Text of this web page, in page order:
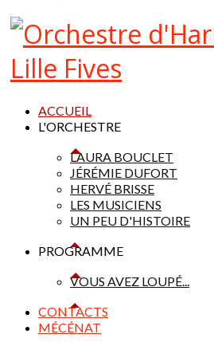
ACCUEIL
L'ORCHESTRE
LAURA BOUCLET
JÉRÉMIE DUFORT
HERVÉ BRISSE
LES MUSICIENS
UN PEU D'HISTOIRE
PROGRAMME
VOUS AVEZ LOUPÉ...
CONTACTS
MÉCÉNAT